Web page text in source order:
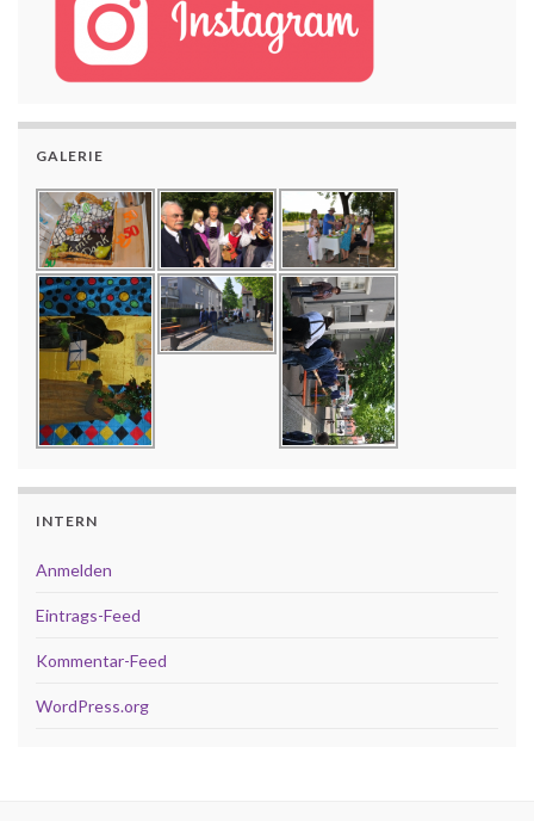
GALERIE
INTERN
Anmelden
Eintrags-Feed
Kommentar-Feed
WordPress.org